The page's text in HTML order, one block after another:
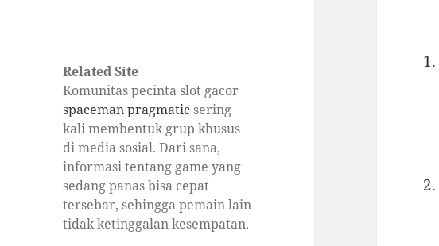
Related Site
Komunitas pecinta slot gacor
spaceman pragmaticsering
kali membentuk grup khusus
di media sosial. Dari sana,
informasi tentang game yang
sedang panas bisa cepat
tersebar, sehingga pemain lain
tidak ketinggalan kesempatan.